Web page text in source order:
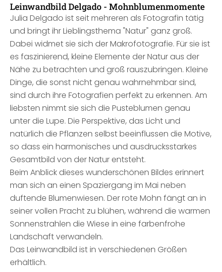
Leinwandbild Delgado - Mohnblumenmomente
Julia Delgado ist seit mehreren als Fotografin tätig
und bringt ihr Lieblingsthema "Natur" ganz groß.
Dabei widmet sie sich der Makrofotografie. Für sie ist
es faszinierend, kleine Elemente der Natur aus der
Nähe zu betrachten und groß rauszubringen. Kleine
Dinge, die sonst nicht genau wahrnehmbar sind,
sind durch ihre Fotografien perfekt zu erkennen. Am
liebsten nimmt sie sich die Pusteblumen genau
unter die Lupe. Die Perspektive, das Licht und
natürlich die Pflanzen selbst beeinflussen die Motive,
so dass ein harmonisches und ausdrucksstarkes
Gesamtbild von der Natur entsteht.
Beim Anblick dieses wunderschönen Bildes erinnert
man sich an einen Spaziergang im Mai neben
duftende Blumenwiesen. Der rote Mohn fängt an in
seiner vollen Pracht zu blühen, während die warmen
Sonnenstrahlen die Wiese in eine farbenfrohe
Landschaft verwandeln.
Das Leinwandbild ist in verschiedenen Größen
erhältlich.